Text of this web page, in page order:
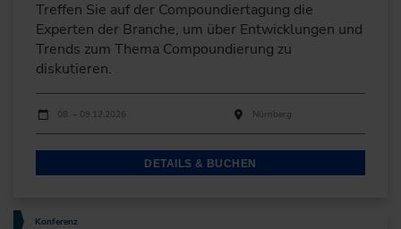
Treffen Sie auf der Compoundiertagung die
Experten der Branche, um über Entwicklungen und
Trends zum Thema Compoundierung zu
diskutieren.
Durchführungen
Veranstaltungsdatum
08. – 09.12.2026 Nürnberg
DETAILS & BUCHEN
Konferenz